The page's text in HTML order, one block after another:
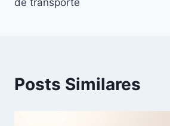
Posts Similares